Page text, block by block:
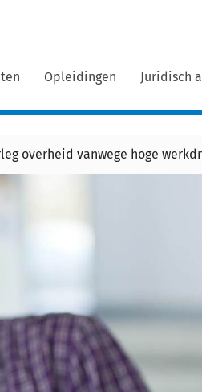
Opleidingen Juridisch
overheid vanwege hoge